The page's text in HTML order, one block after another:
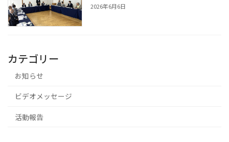
2026年6月6日
カテゴリー
お知らせ
ビデオメッセージ
活動報告